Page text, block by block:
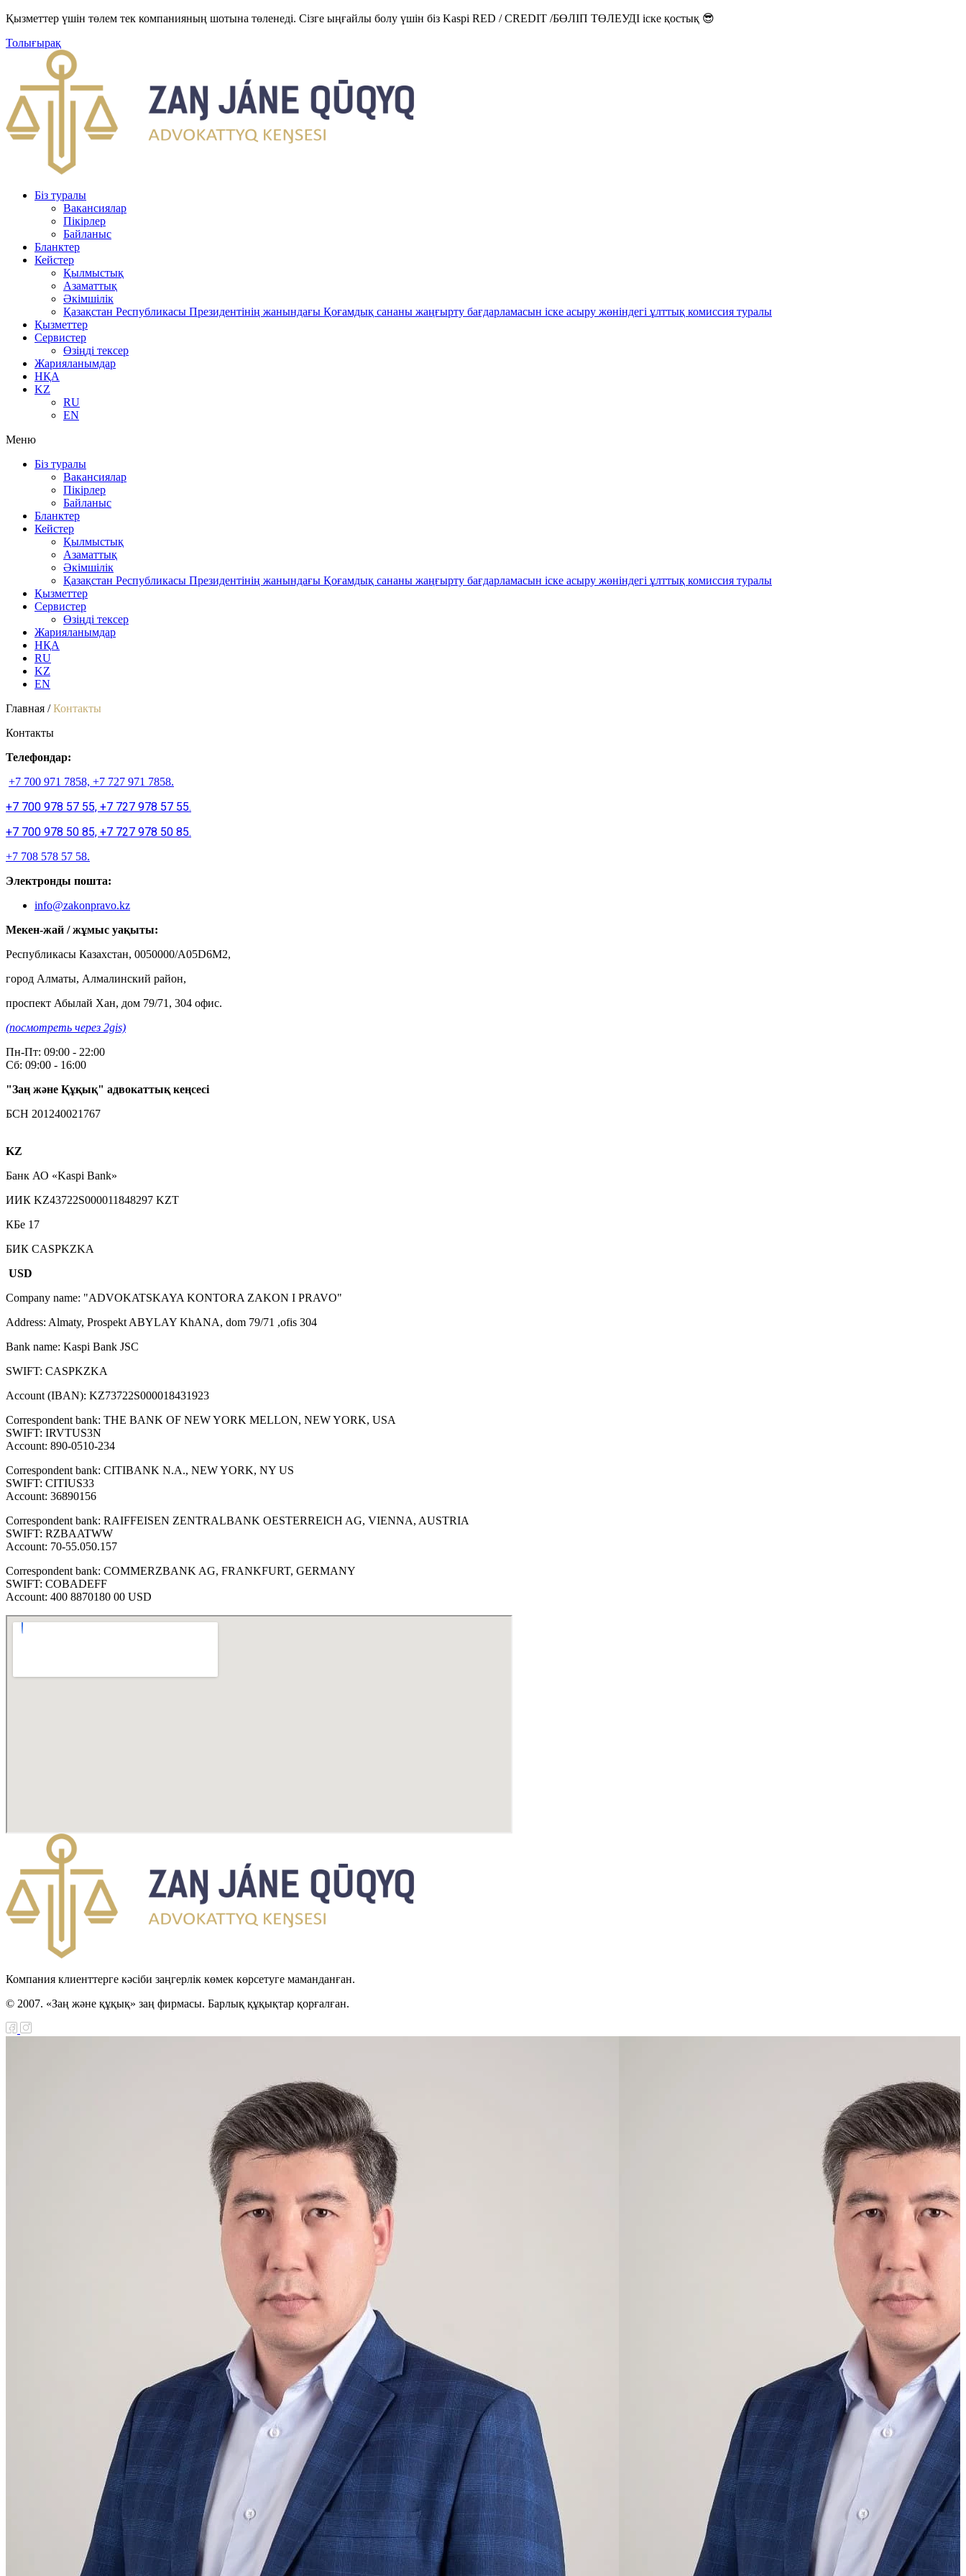
Қызметтер үшін төлем тек компанияның шотына төленеді. Сізге ыңғайлы болу үшін біз Kaspi RED / CREDIT /БӨЛІП ТӨЛЕУДІ іске қостық 😎
Толығырақ
Біз туралы
Вакансиялар
Пікірлер
Байланыс
Бланктер
Кейстер
Қылмыстық
Азаматтық
Әкімшілік
Қазақстан Республикасы Президентінің жанындағы Қоғамдық сананы жаңғырту бағдарламасын іске асыру жөніндегі ұлттық комиссия туралы
Қызметтер
Сервистер
Өзіңді тексер
Жарияланымдар
НҚА
KZ
RU
EN
Меню
Біз туралы
Вакансиялар
Пікірлер
Байланыс
Бланктер
Кейстер
Қылмыстық
Азаматтық
Әкімшілік
Қазақстан Республикасы Президентінің жанындағы Қоғамдық сананы жаңғырту бағдарламасын іске асыру жөніндегі ұлттық комиссия туралы
Қызметтер
Сервистер
Өзіңді тексер
Жарияланымдар
НҚА
RU
KZ
EN
Главная /Контакты
Контакты
Телефондар:
+7 700 971 7858, +7 727 971 7858.
+7 700 978 57 55, +7 727 978 57 55.
+7 700 978 50 85, +7 727 978 50 85.
+7 708 578 57 58.
Электронды пошта:
info@zakonpravo.kz
Мекен-жай / жұмыс уақыты:
Республикасы Казахстан, 0050000/A05D6M2,
город Алматы, Алмалинский район,
проспект Абылай Хан, дом 79/71, 304 офис.
(посмотреть через 2gis)
Пн-Пт: 09:00 - 22:00
Сб: 09:00 - 16:00
"Заң және Құқық" адвокаттық кеңсесі
БСН 201240021767
KZ
Банк АО «Kaspi Bank»
ИИК KZ43722S000011848297 KZT
КБе 17
БИК CASPKZKA
USD
Company name: "ADVOKATSKAYA KONTORA ZAKON I PRAVO"
Address: Almaty, Prospekt ABYLAY KhANA, dom 79/71 ,ofis 304
Bank name: Kaspi Bank JSC
SWIFT: CASPKZKA
Account (IBAN): KZ73722S000018431923
Correspondent bank: THE BANK OF NEW YORK MELLON, NEW YORK, USA
SWIFT: IRVTUS3N
Account: 890-0510-234
Correspondent bank: CITIBANK N.A., NEW YORK, NY US
SWIFT: CITIUS33
Account: 36890156
Correspondent bank: RAIFFEISEN ZENTRALBANK OESTERREICH AG, VIENNA, AUSTRIA
SWIFT: RZBAATWW
Account: 70-55.050.157
Correspondent bank: COMMERZBANK AG, FRANKFURT, GERMANY
SWIFT: COBADEFF
Account: 400 8870180 00 USD
Компания клиенттерге кәсіби заңгерлік көмек көрсетуге маманданған.
© 2007. «Заң және құқық» заң фирмасы. Барлық құқықтар қорғалған.